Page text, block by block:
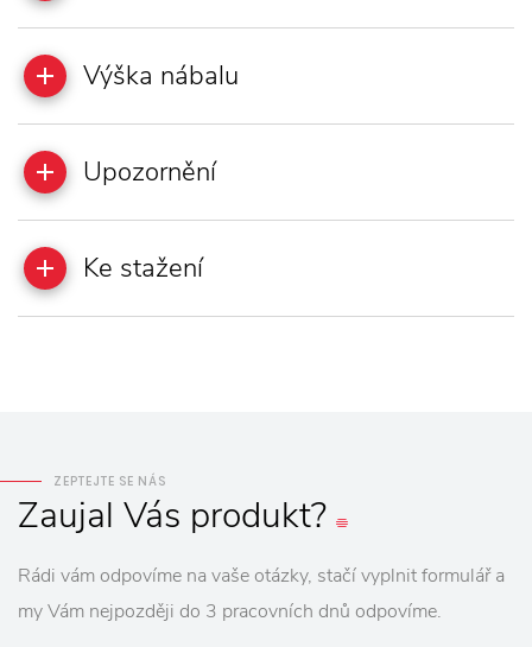
Výška nábalu
Upozornění
Ke stažení
ZEPTEJTE SE NÁS
Zaujal Vás produkt?
Rádi vám odpovíme na vaše otázky, stačí vyplnit formulář a
my Vám nejpozději do 3 pracovních dnů odpovíme.